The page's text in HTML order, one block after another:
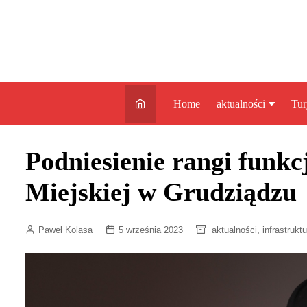
Home aktualności
infrastruktura
edukacja
Podniesienie rangi
Miejskiej w Grudziądzu
Paweł Kolasa 5 września 2023 aktualności